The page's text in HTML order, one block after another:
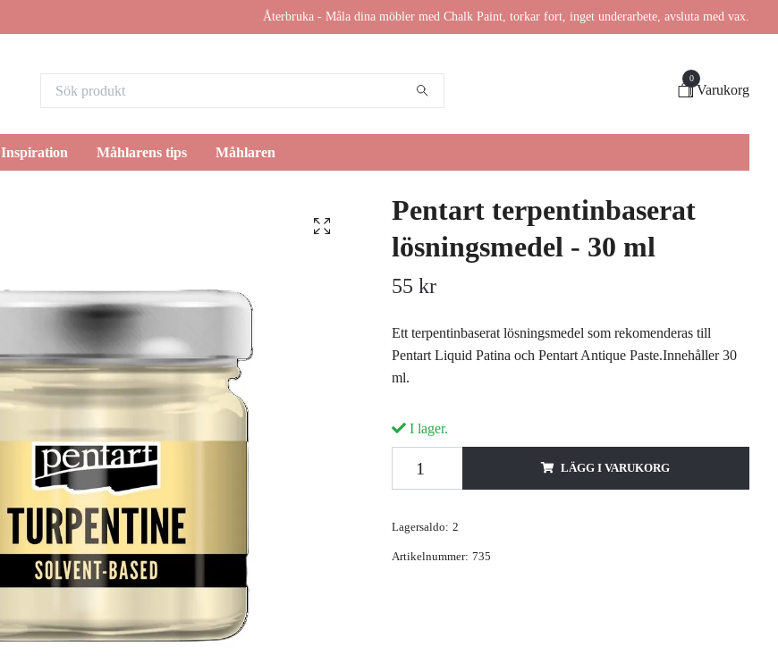
Återbruka - Måla dina möbler med Chalk Paint, torkar fort, inget underarbete, avsluta med vax.
0
Varukorg
Inspiration Måhlarens tips Måhlaren
Pentart terpentinbaserat
lösningsmedel - 30 ml
55 kr
Ett terpentinbaserat lösningsmedel som rekomenderas till
Pentart Liquid Patina och Pentart Antique Paste.Innehåller 30
ml.
I lager.
LÄGG I VARUKORG
Lagersaldo: 2
Artikelnummer: 735